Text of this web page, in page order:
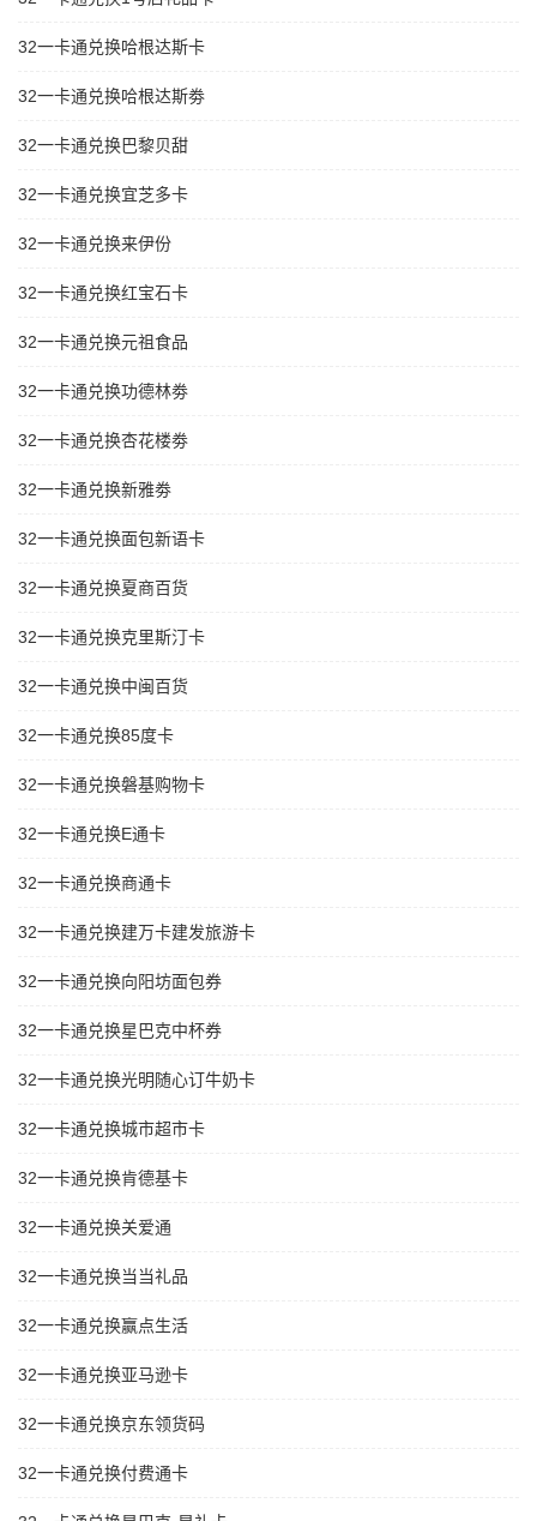
32一卡通兑换哈根达斯卡
32一卡通兑换哈根达斯劵
32一卡通兑换巴黎贝甜
32一卡通兑换宜芝多卡
32一卡通兑换来伊份
32一卡通兑换红宝石卡
32一卡通兑换元祖食品
32一卡通兑换功德林劵
32一卡通兑换杏花楼劵
32一卡通兑换新雅劵
32一卡通兑换面包新语卡
32一卡通兑换夏商百货
32一卡通兑换克里斯汀卡
32一卡通兑换中闽百货
32一卡通兑换85度卡
32一卡通兑换磐基购物卡
32一卡通兑换E通卡
32一卡通兑换商通卡
32一卡通兑换建万卡建发旅游卡
32一卡通兑换向阳坊面包券
32一卡通兑换星巴克中杯券
32一卡通兑换光明随心订牛奶卡
32一卡通兑换城市超市卡
32一卡通兑换肯德基卡
32一卡通兑换关爱通
32一卡通兑换当当礼品
32一卡通兑换赢点生活
32一卡通兑换亚马逊卡
32一卡通兑换京东领货码
32一卡通兑换付费通卡